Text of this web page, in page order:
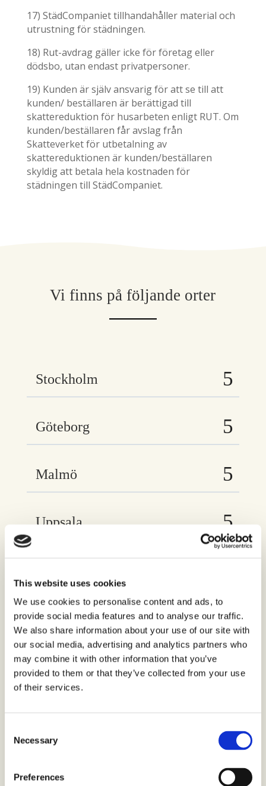
This website uses cookies
We use cookies to personalise content and ads, to
provide social media features and to analyse our traffic.
We also share information about your use of our site with
our social media, advertising and analytics partners who
may combine it with other information that you’ve
provided to them or that they’ve collected from your use
of their services.
Selection
Necessary
Preferences
17) StädCompaniet tillhandahåller material och
utrustning för städningen.
18) Rut-avdrag gäller icke för företag eller
dödsbo, utan endast privatpersoner.
19) Kunden är själv ansvarig för att se till att
kunden/ beställaren är berättigad till
skattereduktion för husarbeten enligt RUT. Om
kunden/beställaren får avslag från
Skatteverket för utbetalning av
skattereduktionen är kunden/beställaren
skyldig att betala hela kostnaden för
städningen till StädCompaniet.
Vi finns på följande orter
Stockholm
Göteborg
Malmö
Uppsala
Lund
Bjuv